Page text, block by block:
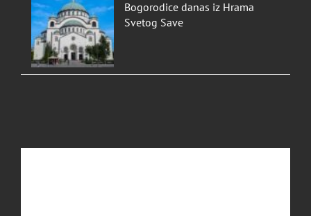
Bogorodice danas iz Hrama
Svetog Save